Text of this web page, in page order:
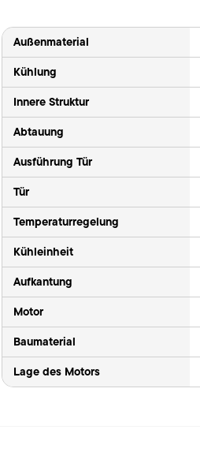
Außenmaterial
Kühlung
Innere Struktur
Abtauung
Ausführung Tür
Tür
Temperaturregelung
Kühleinheit
Aufkantung
Motor
Baumaterial
Lage des Motors